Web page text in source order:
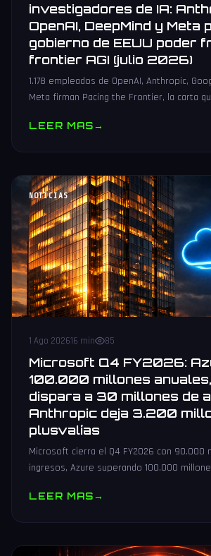
investigadores de IA:
OpenAI, DeepMind y Meta
gobierno de EEUU poder
frontier AGI (julio 2026)
1.178 empleados de OpenAI, Anthropic,
Meta firman Pacing the Frontier, la carta
frontier AGI.
LEER MAS→
NOTICIAS
1 Ago 202616 min 85
Microsoft Q4 FY2026:
100.000 millones
dispara a 30 millones de
Anthropic deja 3.200
plusvalías
Microsoft cierra el Q4 FY2026 con 90.000
ingresos, Azure superando 100.000
Anthropic.
LEER MAS→